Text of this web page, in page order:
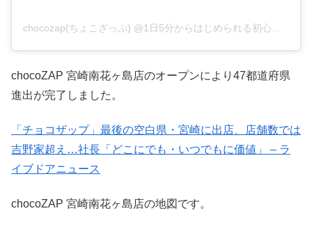
chocoZAP 宮崎南花ヶ島店のオープンにより47都道府県
進出が完了しました。
「チョコザップ」最後の空白県・宮崎に出店、店舗数では
吉野家超え…社長「どこにでも・いつでもに価値」 – ラ
イブドアニュース
chocoZAP 宮崎南花ヶ島店の地図です。